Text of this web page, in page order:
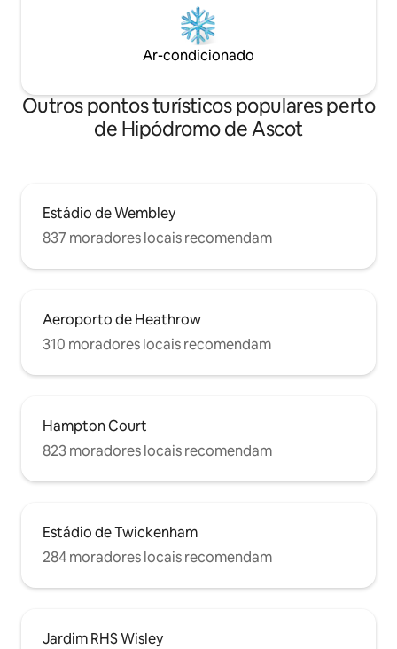
Ar-condicionado
Outros pontos turísticos populares perto
de Hipódromo de Ascot
Estádio de Wembley
837 moradores locais recomendam
Aeroporto de Heathrow
310 moradores locais recomendam
Hampton Court
823 moradores locais recomendam
Estádio de Twickenham
284 moradores locais recomendam
Jardim RHS Wisley